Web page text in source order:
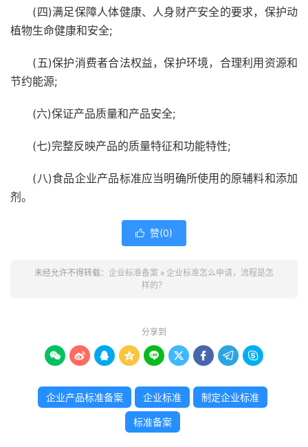
(四)满足保障人体健康、人身财产安全的要求，保护动
植物生命健康和安全;
(五)保护消费者合法权益，保护环境，合理利用资源和
节约能源;
(六)保证产品质量和产品安全;
(七)完整反映产品的质量特征和功能特性;
(八)食品企业产品标准应当明确所使用的原辅料和添加
剂。
 赞(0)
未经允许不得转载： 企业标准备案 » 企业标准怎么申请，流程是怎
样的？
分享到
        
企业产品标准备案 企业标准 制定企业标准
标准备案